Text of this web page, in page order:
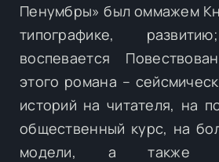
Пенумбры» был оммажем
типографике,
воспевается
этого романа –
историй на читателя, на
общественный курс, на
модели, а также